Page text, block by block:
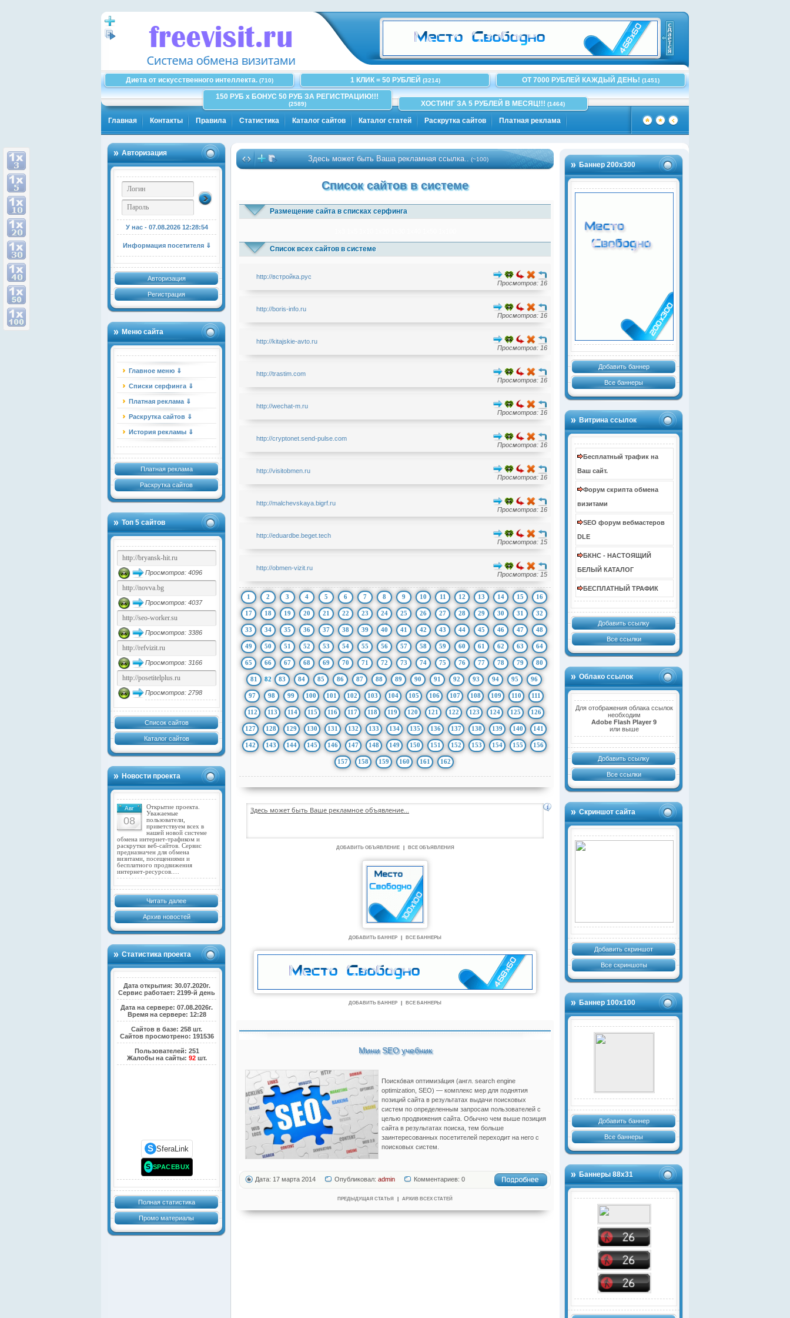
Диета от искусственного интеллекта.(710) 1 КЛИК = 50 РУБЛЕЙ (3214) ОТ 7000 РУБЛЕЙ КАЖДЫЙ ДЕНЬ! (1451)
150 РУБ x БОНУС 50 РУБ ЗА РЕГИСТРАЦИЮ!!!
(2589) ХОСТИНГ ЗА 5 РУБЛЕЙ В МЕСЯЦ!!! (1464)
Главная Контакты Правила Статистика Каталог сайтов Каталог статей Раскрутка сайтов Платная реклама
Авторизация
У нас - 07.08.2026 12:28:54
Информация посетителя ⇓
Авторизация
Регистрация
Меню сайта
Главное меню ⇓
Списки серфинга ⇓
Платная реклама ⇓
Раскрутка сайтов ⇓
История рекламы ⇓
Платная реклама
Раскрутка сайтов
Топ 5 сайтов
Просмотров: 4096
Просмотров: 4037
Просмотров: 3386
Просмотров: 3166
Просмотров: 2798
Список сайтов
Каталог сайтов
Новости проекта
Авг
08
Открытие проекта.
Уважаемые
пользователи,
приветствуем всех в
нашей новой системе
обмена интернет-трафиком и
раскрутки веб-сайтов. Сервис
предназначен для обмена
визитами, посещениями и
бесплатного продвижения
интернет-ресурсов.…
Читать далее
Архив новостей
Статистика проекта
Дата открытия: 30.07.2020г.
Сервис работает: 2199-й день
Дата на сервере: 07.08.2026г.
Время на сервере: 12:28
Сайтов в базе: 258 шт.
Сайтов просмотрено: 191536
Пользователей: 251
Жалобы на сайты: 92шт.
S SferaLink
S SPACEBUX
Полная статистика
Промо материалы
Баннер 200х300
Добавить баннер
Все баннеры
Витрина ссылок
Бесплатный трафик на
Ваш сайт.
Форум скрипта обмена
визитами
SEO форум вебмастеров
DLE
БКНС - НАСТОЯЩИЙ
БЕЛЫЙ КАТАЛОГ
БЕСПЛАТНЫЙ ТРАФИК
Добавить ссылку
Все ссылки
Облако ссылок
Для отображения облака ссылок
необходим
Adobe Flash Player 9
или выше
Добавить ссылку
Все ссылки
Скриншот сайта
Добавить скриншот
Все скриншоты
Баннер 100х100
Добавить баннер
Все баннеры
Баннеры 88х31
Здесь может быть Ваша рекламная ссылка..(~100)
Список сайтов в системе
Размещение сайта в списках серфинга
Список всех сайтов в системе
http://встройка.рус
Просмотров: 16
http://boris-info.ru
Просмотров: 16
http://kitajskie-avto.ru
Просмотров: 16
http://trastim.com
Просмотров: 16
http://wechat-m.ru
Просмотров: 16
http://cryptonet.send-pulse.com
Просмотров: 16
http://visitobmen.ru
Просмотров: 16
http://malchevskaya.bigrf.ru
Просмотров: 16
http://eduardbe.beget.tech
Просмотров: 15
http://obmen-vizit.ru
Просмотров: 15
1 2 3 4 5 6 7 8 9 10 11 12 13 14 15 16
17 18 19 20 21 22 23 24 25 26 27 28 29 30 31 32
33 34 35 36 37 38 39 40 41 42 43 44 45 46 47 48
49 50 51 52 53 54 55 56 57 58 59 60 61 62 63 64
65 66 67 68 69 70 71 72 73 74 75 76 77 78 79 80
81 82 83 84 85 86 87 88 89 90 91 92 93 94 95 96
97 98 99 100 101 102 103 104 105 106 107 108 109 110 111
112 113 114 115 116 117 118 119 120 121 122 123 124 125 126
127 128 129 130 131 132 133 134 135 136 137 138 139 140 141
142 143 144 145 146 147 148 149 150 151 152 153 154 155 156
157 158 159 160 161 162
Здесь может быть Ваше рекламное объявление...
ДОБАВИТЬ ОБЪЯВЛЕНИЕ ВСЕ ОБЪЯВЛЕНИЯ
ДОБАВИТЬ БАННЕР ВСЕ БАННЕРЫ
ДОБАВИТЬ БАННЕР ВСЕ БАННЕРЫ
Мини SEO учебник
Поиско́вая оптимиза́ция (англ. search engine
optimization, SEO) — комплекс мер для поднятия
позиций сайта в результатах выдачи поисковых
систем по определенным запросам пользователей с
целью продвижения сайта. Обычно чем выше позиция
сайта в результатах поиска, тем больше
заинтересованных посетителей переходит на него с
поисковых систем.
Дата: 17 марта 2014 Опубликовал: admin Комментариев: 0
ПРЕДЫДУЩАЯ СТАТЬЯ АРХИВ ВСЕХ СТАТЕЙ